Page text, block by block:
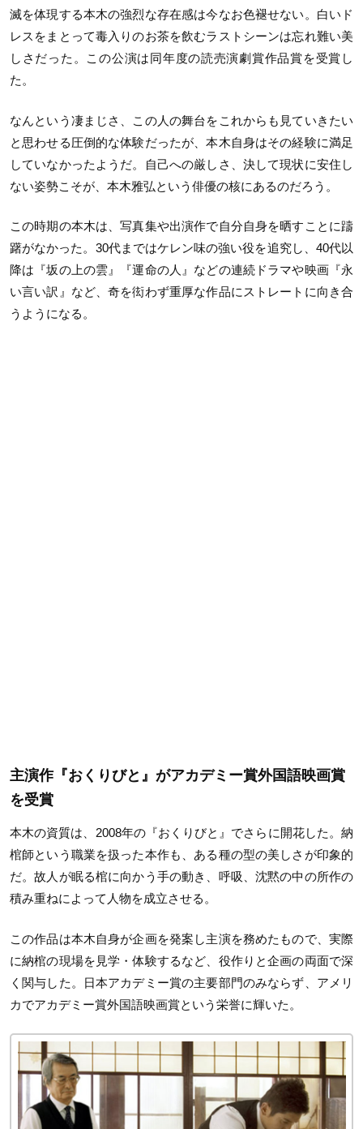
滅を体現する本木の強烈な存在感は今なお色褪せない。白いド
レスをまとって毒入りのお茶を飲むラストシーンは忘れ難い美
しさだった。この公演は同年度の読売演劇賞作品賞を受賞し
た。
なんという凄まじさ、この人の舞台をこれからも見ていきたい
と思わせる圧倒的な体験だったが、本木自身はその経験に満足
していなかったようだ。自己への厳しさ、決して現状に安住し
ない姿勢こそが、本木雅弘という俳優の核にあるのだろう。
この時期の本木は、写真集や出演作で自分自身を晒すことに躊
躇がなかった。30代まではケレン味の強い役を追究し、40代以
降は『坂の上の雲』『運命の人』などの連続ドラマや映画『永
い言い訳』など、奇を衒わず重厚な作品にストレートに向き合
うようになる。
主演作『おくりびと』がアカデミー賞外国語映画賞
を受賞
本木の資質は、2008年の『おくりびと』でさらに開花した。納
棺師という職業を扱った本作も、ある種の型の美しさが印象的
だ。故人が眠る棺に向かう手の動き、呼吸、沈黙の中の所作の
積み重ねによって人物を成立させる。
この作品は本木自身が企画を発案し主演を務めたもので、実際
に納棺の現場を見学・体験するなど、役作りと企画の両面で深
く関与した。日本アカデミー賞の主要部門のみならず、アメリ
カでアカデミー賞外国語映画賞という栄誉に輝いた。